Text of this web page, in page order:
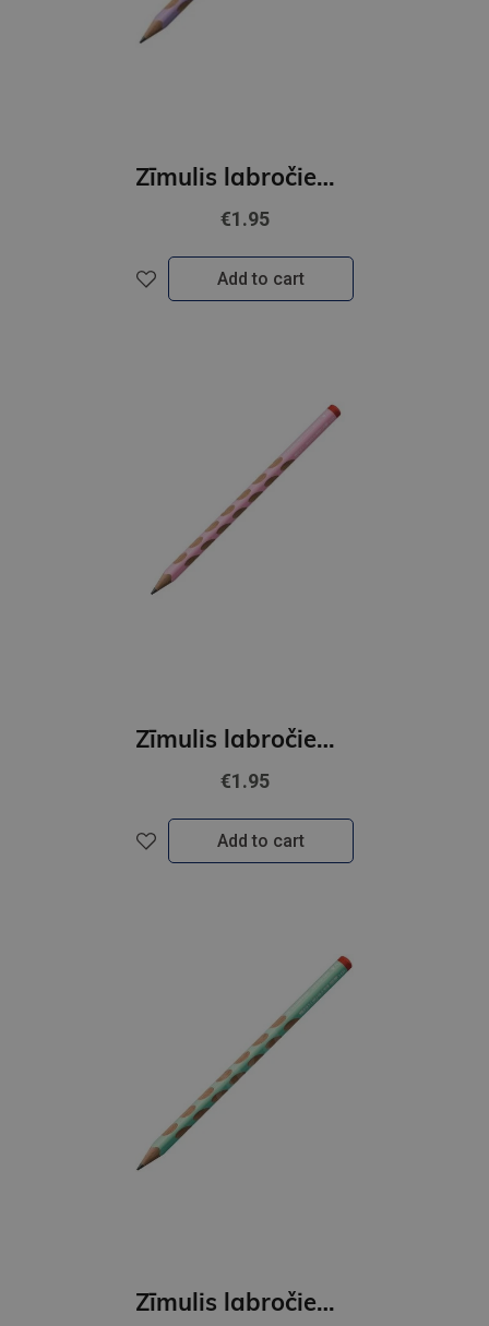
Zīmulis labročiem STABILO EASYgraph Pastel | HB violets
€1.95
Add to cart
Zīmulis labročiem STABILO EASYgraph Pastel | HB rozā
€1.95
Add to cart
Zīmulis labročiem STABILO EASYgraph Pastel | HB zaļš